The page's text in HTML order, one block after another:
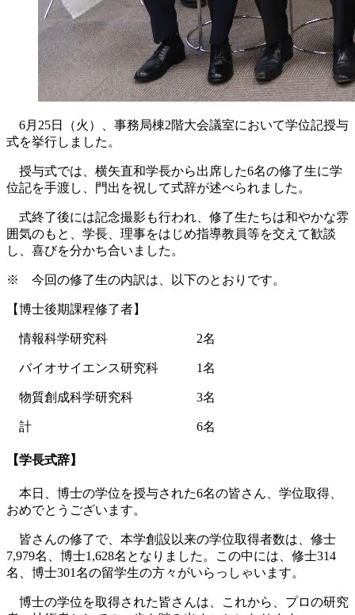
6月25日（火）、事務局棟2階大会議室において学位記授与
式を挙行しました。
授与式では、横矢直和学長から出席した6名の修了生に学
位記を手渡し、門出を祝して式辞が述べられました。
式終了後には記念撮影も行われ、修了生たちは和やかな雰
囲気のもと、学長、理事をはじめ指導教員等を交えて歓談
し、喜びを分かち合いました。
※ 今回の修了生の内訳は、以下のとおりです。
【博士後期課程修了者】
情報科学研究科 2名
バイオサイエンス研究科 1名
物質創成科学研究科 3名
計 6名
【学長式辞】
本日、博士の学位を授与された6名の皆さん、学位取得、
おめでとうございます。
皆さんの修了で、本学創設以来の学位取得者数は、修士
7,979名、博士1,628名となりました。この中には、修士314
名、博士301名の留学生の方々がいらっしゃいます。
博士の学位を取得された皆さんは、これから、プロの研究